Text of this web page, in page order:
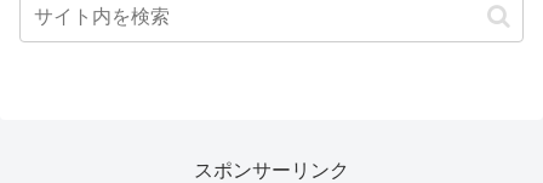
スポンサーリンク